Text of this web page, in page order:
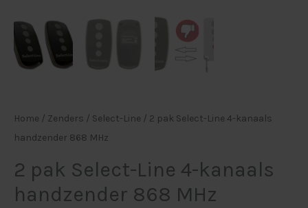
Home / Zenders / Select-Line / 2 pak Select-Line 4-kanaals
handzender 868 MHz
2 pak Select-Line 4-kanaals
handzender 868 MHz